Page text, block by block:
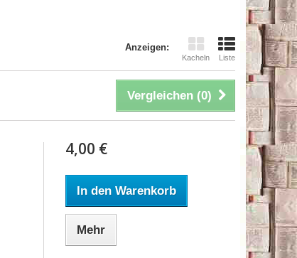
Anzeigen:
Kacheln Liste
Vergleichen (0)
4,00 €
In den Warenkorb
Mehr